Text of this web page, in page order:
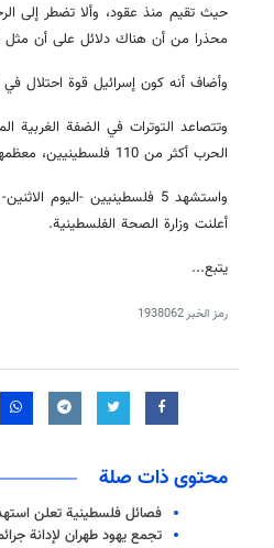
حيث تقيم منذ عقود، وألا تضطر إلى
محذرا من أن هناك دلائل على أن مثل
وأضاف أنه كون إسرائيل قوة احتلال
وتتصاعد التوترات في الضفة الغربية
الحرب أكثر من 110 فلسطينيين، معظمهم خلال حملات دهم شنتها القوات الإسرائيلية، أو هجمات مستوطنين.
واستشهد 5 فلسطينيين -
أعلنت وزارة الصحة الفلسطينية.
يتبع...
رمز الخبر1938062
محتوى ذات صلة
فصائل فلسطينية تعلن
تجمع يهود طهران لإدانة